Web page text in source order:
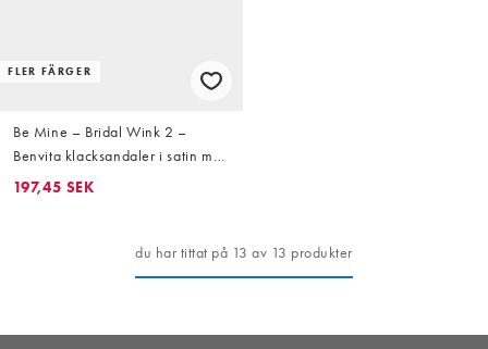
FLER FÄRGER
Be Mine – Bridal Wink 2 –
Benvita klacksandaler i satin med
bred passform
197,45 SEK
du har tittat på 13 av 13 produkter